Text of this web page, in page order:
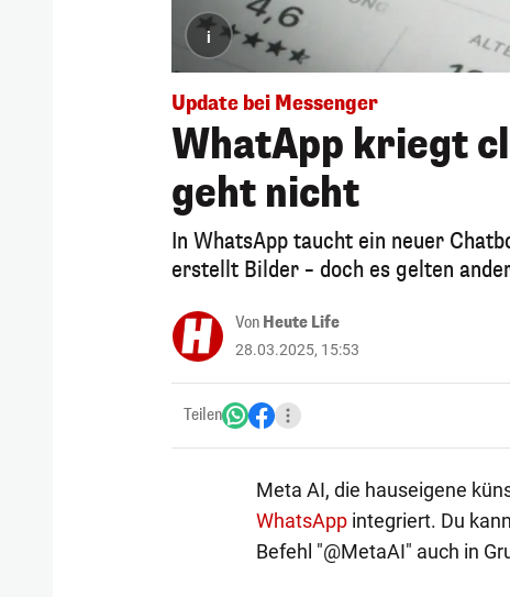
i
Update bei Messenger
WhatApp kriegt
geht nicht
In WhatsApp taucht ein neuer
erstellt Bilder – doch es gelten
Von Heute Life
28.03.2025, 15:53
Teilen
Meta AI, die hauseigene
WhatsAppintegriert. Du
Befehl "@MetaAI" auch in